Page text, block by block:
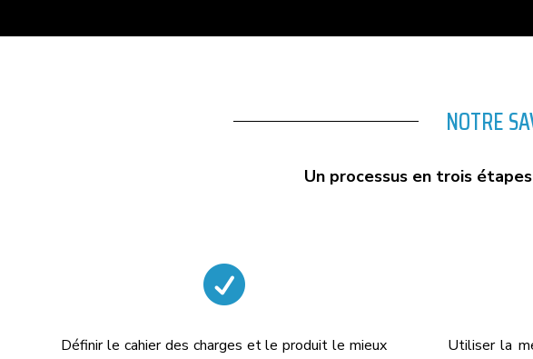
NOTRE
Un processus en trois

Définir le cahier des charges et le produit le mieux
Utiliser la